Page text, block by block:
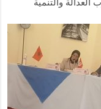
والتنمية